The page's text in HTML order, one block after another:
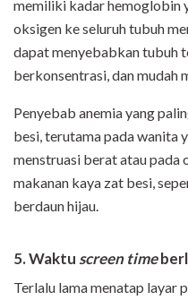
memiliki kadar hemoglobin
oksigen ke seluruh tubuh
dapat menyebabkan tubuh
berkonsentrasi, dan mudah
Penyebab anemia yang
besi, terutama pada wanita
menstruasi berat atau pada
makanan kaya zat besi,
berdaun hijau.
5. Waktu screen time
Terlalu lama menatap layar